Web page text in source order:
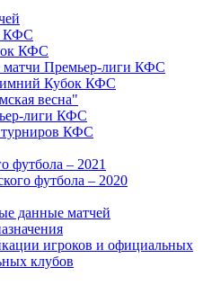
КФС
КФС
матчи Премьер-лиги КФС
Кубок КФС
весна"
лиги КФС
турниров КФС
футбола – 2021
футбола – 2020
данные матчей
игроков и официальных
клубов